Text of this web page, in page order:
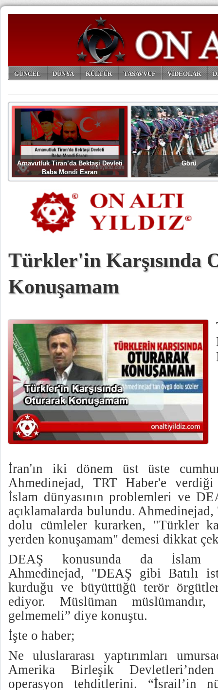
GÜNCEL DÜNYA KÜLTÜR TASAVVUF VİDEOLAR
Arnavutluk Tiran’da Bektaşi Devleti
Baba Mondi Esrarı
Görü
Türkler'in Karşısında
Konuşamam
İran'ın iki dönem üst üste
Ahmedinejad, TRT Haber'e
İslam dünyasının problemleri ve
açıklamalarda bulundu.
dolu cümleler kurarken, "Türkler
yerden konuşamam" demesi dikkat
DEAŞ konusunda da İslam
Ahmedinejad, "DEAŞ gibi Batılı
kurduğu ve büyüttüğü terör
ediyor. Müslüman
gelmemeli” diye konuştu.
İşte o haber;
Ne uluslararası yaptırımları
Amerika Birleşik
operasyon tehditlerini. “İsrail’in